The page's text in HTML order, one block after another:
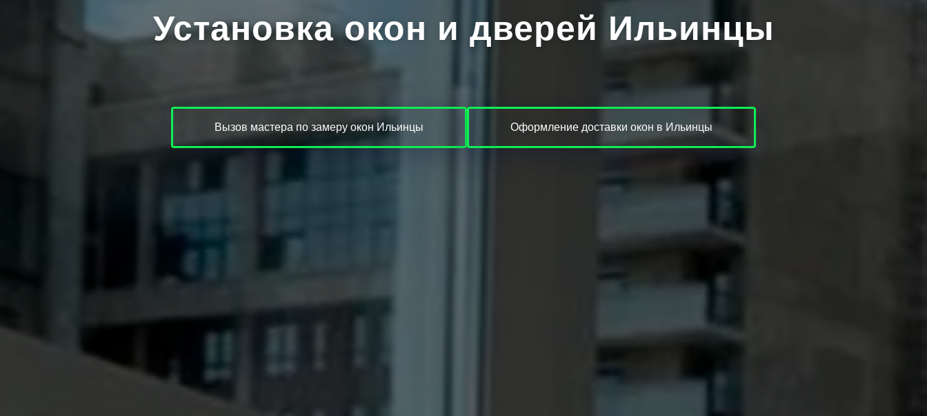
Установка окон и дверей Ильинцы
Вызов мастера по замеру окон Ильинцы Оформление доставки окон в Ильинцы